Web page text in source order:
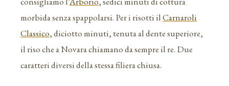
morbida senza spappolarsi. Per i risotti ilCarnaroli
Classico, diciotto minuti, tenuta al dente superiore,
il riso che a Novara chiamano da sempre il re. Due
caratteri diversi della stessa filiera chiusa.